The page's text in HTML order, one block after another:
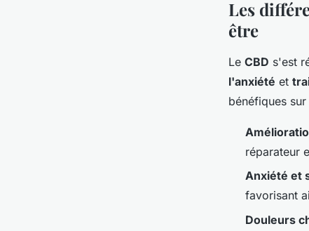
Les
être
Le CBD s'est
l'anxiété et
bénéfiques
réparateur
Anxiété et
favorisant
Douleurs